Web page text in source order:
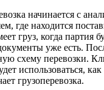
начинается с
где находится
груз, когда партия
уже есть.
схему перевозки.
использоваться,
грузоперевозка.